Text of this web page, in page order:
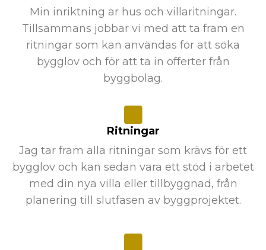
Min inriktning är hus och villaritningar.
Tillsammans jobbar vi med att ta fram en
ritningar som kan användas för att söka
bygglov och för att ta in offerter från
byggbolag.
Ritningar
Jag tar fram alla ritningar som krävs för ett
bygglov och kan sedan vara ett stöd i arbetet
med din nya villa eller tillbyggnad, från
planering till slutfasen av byggprojektet.